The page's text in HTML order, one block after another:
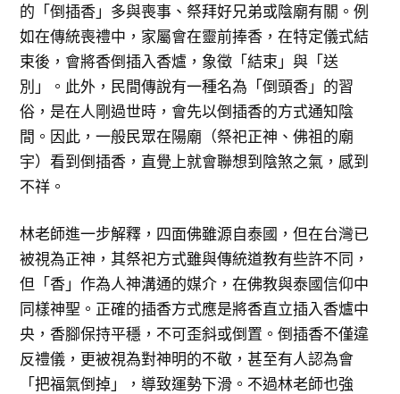
的「倒插香」多與喪事、祭拜好兄弟或陰廟有關。例
如在傳統喪禮中，家屬會在靈前捧香，在特定儀式結
束後，會將香倒插入香爐，象徵「結束」與「送
別」。此外，民間傳說有一種名為「倒頭香」的習
俗，是在人剛過世時，會先以倒插香的方式通知陰
間。因此，一般民眾在陽廟（祭祀正神、佛祖的廟
宇）看到倒插香，直覺上就會聯想到陰煞之氣，感到
不祥。
林老師進一步解釋，四面佛雖源自泰國，但在台灣已
被視為正神，其祭祀方式雖與傳統道教有些許不同，
但「香」作為人神溝通的媒介，在佛教與泰國信仰中
同樣神聖。正確的插香方式應是將香直立插入香爐中
央，香腳保持平穩，不可歪斜或倒置。倒插香不僅違
反禮儀，更被視為對神明的不敬，甚至有人認為會
「把福氣倒掉」，導致運勢下滑。不過林老師也強